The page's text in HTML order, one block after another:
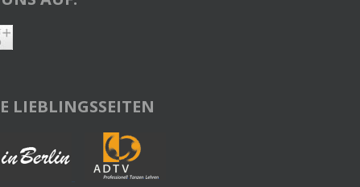
LIEBLINGSSEITEN